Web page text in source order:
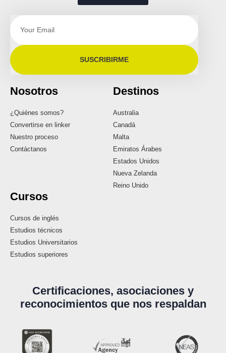
SUSCRIBIRME
Nosotros
¿Quiénes somos?
Convertirse en linker
Nuestro proceso
Contáctanos
Destinos
Australia
Canadá
Malta
Emiratos Árabes
Estados Unidos
Nueva Zelanda
Reino Unido
Cursos
Cursos de inglés
Estudios técnicos
Estudios Universitarios
Estudios superiores
Certificaciones, asociaciones y
reconocimientos que nos respaldan